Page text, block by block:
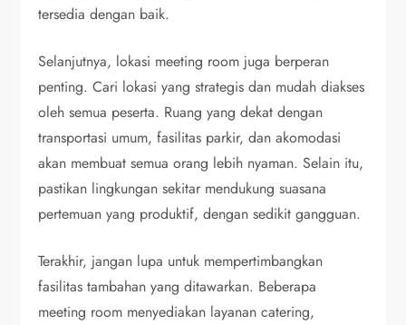
tersedia dengan baik.
Selanjutnya, lokasi meeting room juga berperan
penting. Cari lokasi yang strategis dan mudah diakses
oleh semua peserta. Ruang yang dekat dengan
transportasi umum, fasilitas parkir, dan akomodasi
akan membuat semua orang lebih nyaman. Selain itu,
pastikan lingkungan sekitar mendukung suasana
pertemuan yang produktif, dengan sedikit gangguan.
Terakhir, jangan lupa untuk mempertimbangkan
fasilitas tambahan yang ditawarkan. Beberapa
meeting room menyediakan layanan catering,